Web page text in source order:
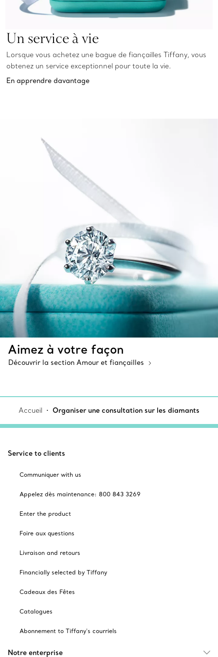
Un service à vie
Lorsque vous achetez une bague de fiançailles Tiffany, vous
obtenez un service exceptionnel pour toute la vie.
En apprendre davantage
Aimez à votre façon
Découvrir la section Amour et fiançailles
Accueil Organiser une consultation sur les diamants
Service to clients
Communiquer with us
Appelez dès maintenance: 800 843 3269
Enter the product
Foire aux questions
Livraison and retours
Financially selected by Tiffany
Cadeaux des Fêtes
Catalogues
Abonnement to Tiffany's courriels
Notre enterprise